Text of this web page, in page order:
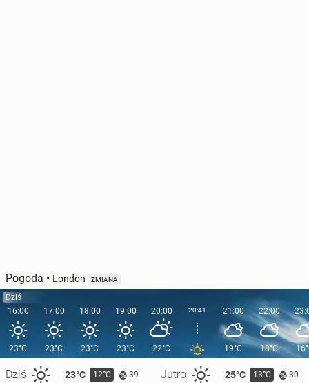
Pogoda • London ZMIANA
Dziś
16:00
23°C
Dziś 23°C 12°C 39 Jutro 25°C 13°C 30
17:00
23°C
18:00
23°C
19:00
23°C
20:00
22°C
20:41 21:00
19°C
22:00
18°C